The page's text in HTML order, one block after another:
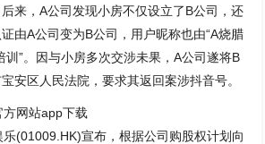
来，A公司发现小房不仅设立了B公司，还
由A公司变为B公司，用户昵称也由“A烧腊
训”。因与小房多次交涉未果，A公司遂将B
安区人民法院，要求其返回案涉抖音号。
(01009.HK)宣布，根据公司购股权计划向